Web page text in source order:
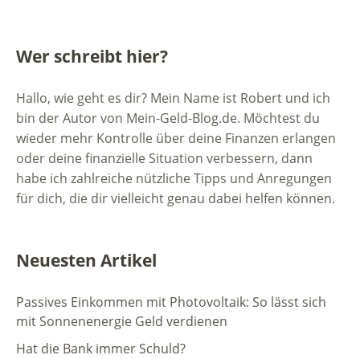
Wer schreibt hier?
Hallo, wie geht es dir? Mein Name ist Robert und ich
bin der Autor von Mein-Geld-Blog.de. Möchtest du
wieder mehr Kontrolle über deine Finanzen erlangen
oder deine finanzielle Situation verbessern, dann
habe ich zahlreiche nützliche Tipps und Anregungen
für dich, die dir vielleicht genau dabei helfen können.
Neuesten Artikel
Passives Einkommen mit Photovoltaik: So lässt sich
mit Sonnenenergie Geld verdienen
Hat die Bank immer Schuld?